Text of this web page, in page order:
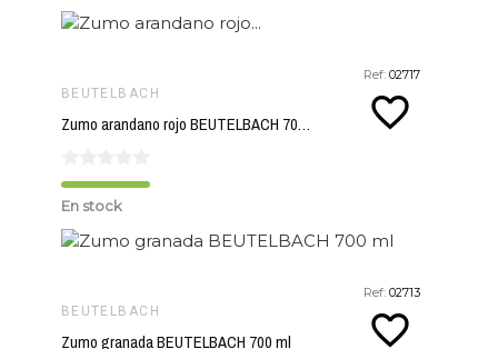
Ref:02717
BEUTELBACH
Zumo arandano rojo BEUTELBACH 700 ml
En stock
Ref:02713
BEUTELBACH
Zumo granada BEUTELBACH 700 ml
favorite_border
favorite_border